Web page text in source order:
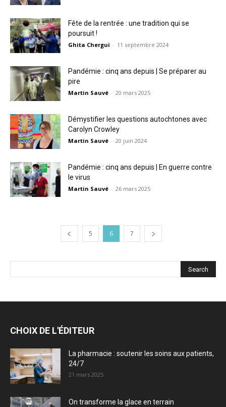
Fête de la rentrée : une tradition qui se
poursuit !
Ghita Chergui - 11 septembre 2024
Pandémie : cinq ans depuis | Se préparer au
pire
Martin Sauvé - 20 mars 2025
Démystifier les questions autochtones avec
Carolyn Crowley
Martin Sauvé - 20 juin 2024
Pandémie : cinq ans depuis | En guerre contre
le virus
Martin Sauvé - 26 mars 2025
5 6 7
CHOIX DE L'ÉDITEUR
La pharmacie : soutenir les soins aux patients,
24/7
21 mars 2025
On transforme la glace en terrain